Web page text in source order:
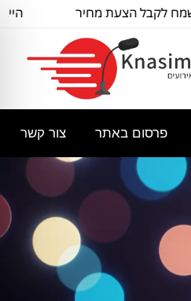
הצעת מחיר
היי,
פרסום באתר צור קשר